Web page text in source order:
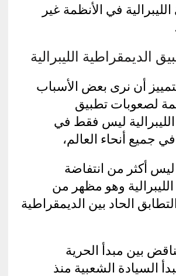
في الأنظمة غير
الديمقراطية الليبرالية
أن نرى بعض الأسباب
لصعوبات تطبيق
الليبرالية ليس فقط في
جميع أنحاء العالم،
ليس أكثر من انتفاضة
وهو مظهر من
الحاد بين الديمقراطية
بين مبدأ الحرية
السيادة الشعبية منذ